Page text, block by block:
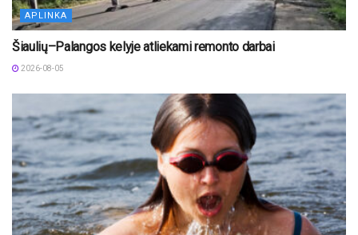
APLINKA
Šiaulių–Palangos kelyje atliekami remonto darbai
2026-08-05